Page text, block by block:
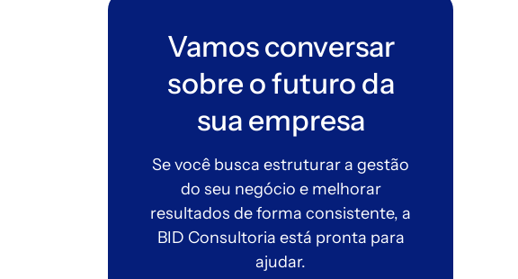
Vamos conversar
sobre o futuro da
sua empresa
Se você busca estruturar a gestão
do seu negócio e melhorar
resultados de forma consistente, a
BID Consultoria está pronta para
ajudar.